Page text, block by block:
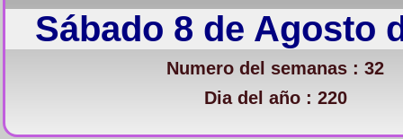
Sábado 8 de Agosto
Numero del semanas : 32
Dia del año : 220